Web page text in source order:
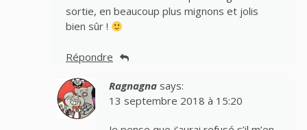
sortie, en beaucoup plus mignons et jolis
bien sûr !
Répondre
Ragnagna says:
13 septembre 2018 à 15:20